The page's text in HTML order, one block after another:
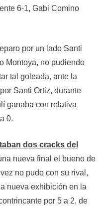
6-1, Gabi Comino
por un lado Santi
Montoya, no pudiendo
tal goleada, ante la
Santi Ortiz, durante
ganaba con relativa
0.
dos cracks del
nueva final el bueno de
no pudo con su rival,
nueva exhibición en la
por 5 a 2, de